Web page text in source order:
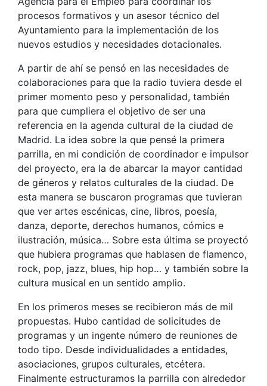
procesos formativos y un asesor técnico del
Ayuntamiento para la implementación de los
nuevos estudios y necesidades dotacionales.
A partir de ahí se pensó en las necesidades de
colaboraciones para que la radio tuviera desde el
primer momento peso y personalidad, también
para que cumpliera el objetivo de ser una
referencia en la agenda cultural de la ciudad de
Madrid. La idea sobre la que pensé la primera
parrilla, en mi condición de coordinador e impulsor
del proyecto, era la de abarcar la mayor cantidad
de géneros y relatos culturales de la ciudad. De
esta manera se buscaron programas que tuvieran
que ver artes escénicas, cine, libros, poesía,
danza, deporte, derechos humanos, cómics e
ilustración, música… Sobre esta última se proyectó
que hubiera programas que hablasen de flamenco,
rock, pop, jazz, blues, hip hop… y también sobre la
cultura musical en un sentido amplio.
En los primeros meses se recibieron más de mil
propuestas. Hubo cantidad de solicitudes de
programas y un ingente número de reuniones de
todo tipo. Desde individualidades a entidades,
asociaciones, grupos culturales, etcétera.
Finalmente estructuramos la parrilla con alrededor